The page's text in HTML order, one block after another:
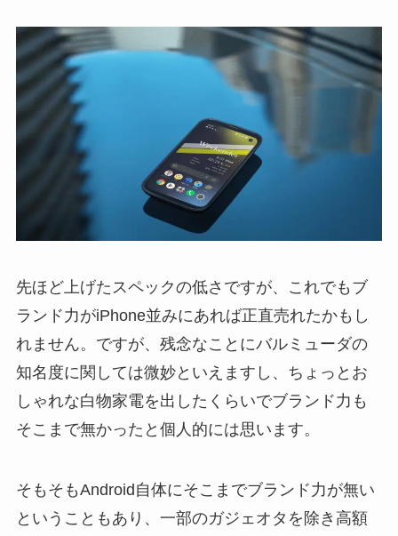
先ほど上げたスペックの低さですが、これでもブ
ランド力がiPhone並みにあれば正直売れたかもし
れません。ですが、残念なことにバルミューダの
知名度に関しては微妙といえますし、ちょっとお
しゃれな白物家電を出したくらいでブランド力も
そこまで無かったと個人的には思います。
そもそもAndroid自体にそこまでブランド力が無い
ということもあり、一部のガジェオタを除き高額